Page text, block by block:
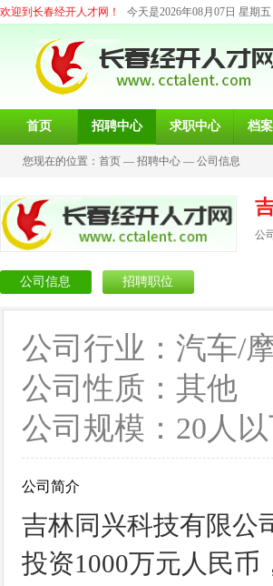
欢迎到长春经开人才网！ 今天是2026年08月07日 星期五
首页 招聘中心 求职中心 档
您现在的位置： 首页 — 招聘中心 — 公司信息
公
公司信息 招聘职位
公司行业：汽车/
公司性质：其他
公司规模：20人
公司简介
吉林同兴科技有限公
投资1000万元人民